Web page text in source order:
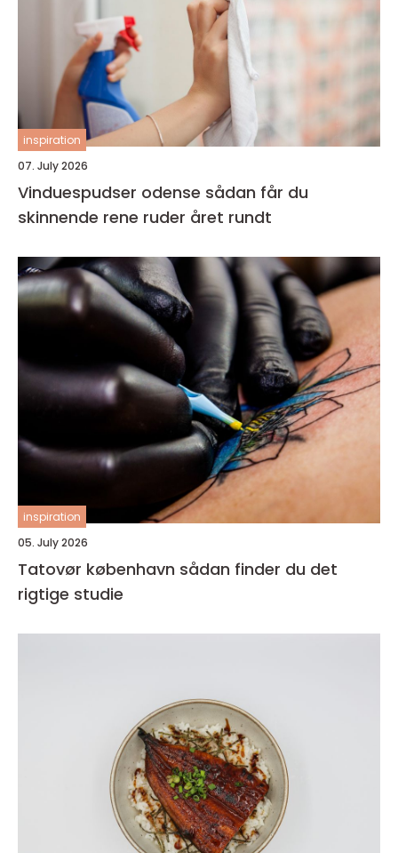
inspiration
07. July 2026
Vinduespudser odense sådan får du
skinnende rene ruder året rundt
inspiration
05. July 2026
Tatovør københavn sådan finder du det
rigtige studie